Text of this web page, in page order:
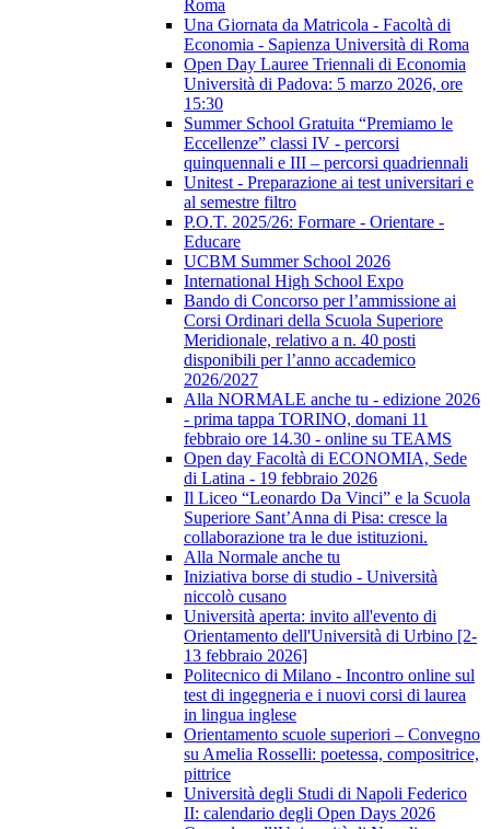
Roma
Una Giornata da Matricola - Facoltà di
Economia - Sapienza Università di Roma
Open Day Lauree Triennali di Economia
Università di Padova: 5 marzo 2026, ore
15:30
Summer School Gratuita “Premiamo le
Eccellenze” classi IV - percorsi
quinquennali e III – percorsi quadriennali
Unitest - Preparazione ai test universitari e
al semestre filtro
P.O.T. 2025/26: Formare - Orientare -
Educare
UCBM Summer School 2026
International High School Expo
Bando di Concorso per l’ammissione ai
Corsi Ordinari della Scuola Superiore
Meridionale, relativo a n. 40 posti
disponibili per l’anno accademico
2026/2027
Alla NORMALE anche tu - edizione 2026
- prima tappa TORINO, domani 11
febbraio ore 14.30 - online su TEAMS
Open day Facoltà di ECONOMIA, Sede
di Latina - 19 febbraio 2026
Il Liceo “Leonardo Da Vinci” e la Scuola
Superiore Sant’Anna di Pisa: cresce la
collaborazione tra le due istituzioni.
Alla Normale anche tu
Iniziativa borse di studio - Università
niccolò cusano
Università aperta: invito all'evento di
Orientamento dell'Università di Urbino [2-
13 febbraio 2026]
Politecnico di Milano - Incontro online sul
test di ingegneria e i nuovi corsi di laurea
in lingua inglese
Orientamento scuole superiori – Convegno
su Amelia Rosselli: poetessa, compositrice,
pittrice
Università degli Studi di Napoli Federico
II: calendario degli Open Days 2026